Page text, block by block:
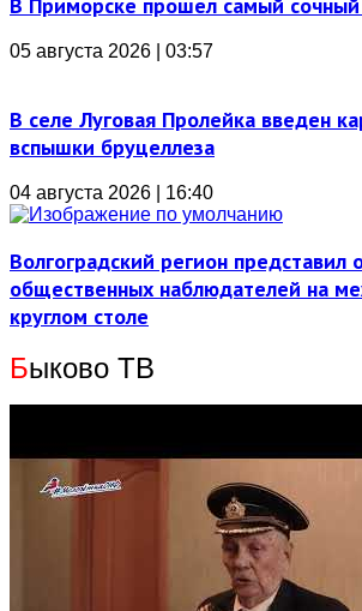
05 августа 2026 | 03:57
В селе Луговая Пролейка введен
вспышки бруцеллеза
04 августа 2026 | 16:40
Волгоградский регион представил
общественных наблюдателей на
круглом столе
Быково ТВ